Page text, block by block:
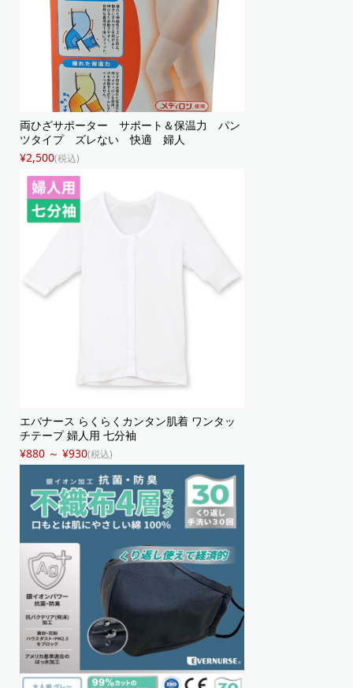
両ひざサポーター サポート＆保温力 パン
ツタイプ ズレない 快適 婦人
¥2,500(税込)
エバナース らくらくカンタン肌着 ワンタッ
チテープ 婦人用 七分袖
¥880 ～ ¥930(税込)